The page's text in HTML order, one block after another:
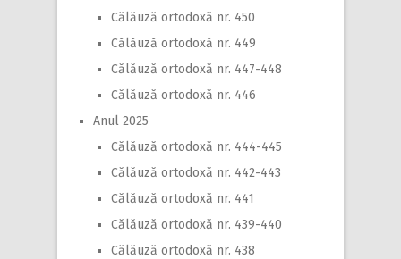
Călăuză ortodoxă nr. 450
Călăuză ortodoxă nr. 449
Călăuză ortodoxă nr. 447-448
Călăuză ortodoxă nr. 446
Anul 2025
Călăuză ortodoxă nr. 444-445
Călăuză ortodoxă nr. 442-443
Călăuză ortodoxă nr. 441
Călăuză ortodoxă nr. 439-440
Călăuză ortodoxă nr. 438